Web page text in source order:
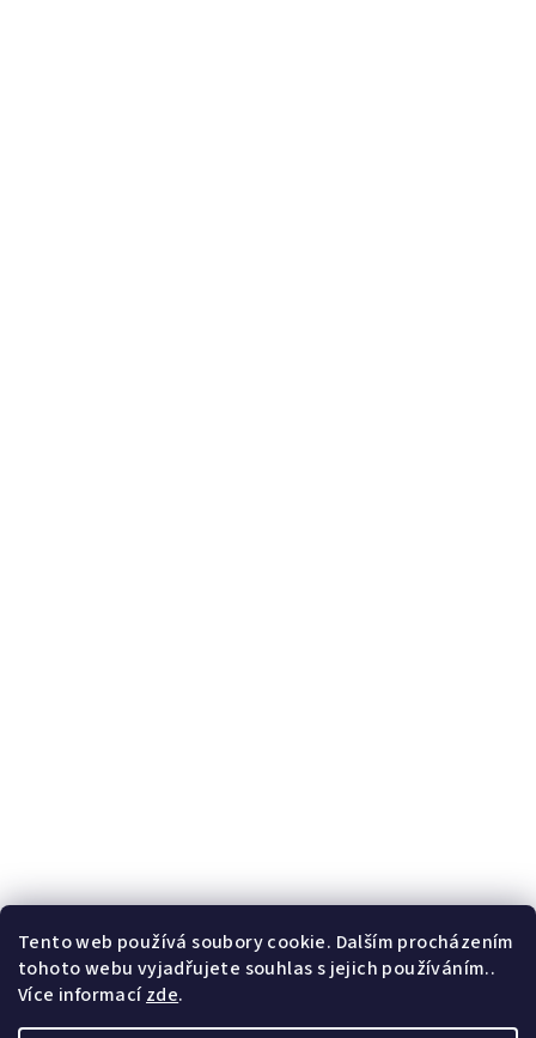
Tento web používá soubory cookie. Dalším procházením
tohoto webu vyjadřujete souhlas s jejich používáním..
Více informacízde.